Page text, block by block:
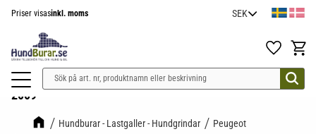
Priser visasinkl. moms
Favoriter
2009
Hundburar - Lastgaller - Hundgrindar
Peugeot